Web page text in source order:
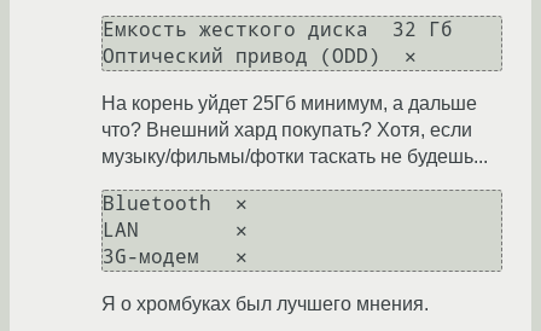
Емкость жесткого диска  32 Гб
На корень уйдет 25Гб минимум, а дальше
что? Внешний хард покупать? Хотя, если
музыку/фильмы/фотки таскать не будешь...
Bluetooth  ✕
LAN        ✕
Я о хромбуках был лучшего мнения.